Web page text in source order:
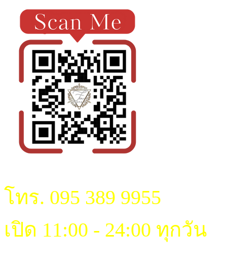
โทร. 095 389 9955
เปิด 11:00 - 24:00 ทุกวัน